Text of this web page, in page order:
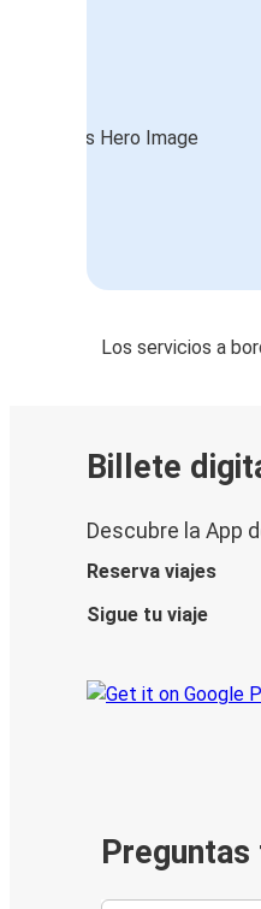
Los servicios a
Billete
Descubre la App
Reserva viajes
Sigue tu viaje